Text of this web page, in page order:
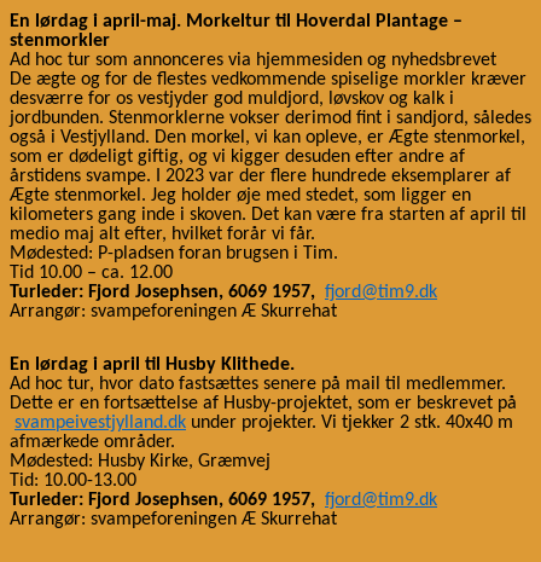
En l ørdag i april -maj. Morkeltur til​​ Hoverdal
​​ Plantage –
stenmorkler
Ad hoc tur som annonceres via hjemmesiden og nyhedsbrevet
De ægte og for de flestes vedkommende spiselige morkler kræver
desværre for os vestjyder god muldjord, løvskov og kalk i
jordbunden. Stenmorklerne vokser derimod fint i sandjord, således
også i Vestjylland. Den morkel, vi kan opleve, er Ægte stenmorkel,
som er dødeligt giftig, og vi kigger desuden efter andre af
årstidens svampe.
I 2023 var der flere hundrede eksemplarer af
Ægte stenmorkel. Jeg holder øje med stedet, som ligger en
kilometers gang inde i skoven. Det kan være fra starten af april til
medio maj alt efter, hvilket forår vi får.
Mødested: P-pladsen foran brugsen i Tim.
Tid 10.00 – ca. 12.00
Turleder: Fjord Josephsen, 6069 1957, fjord@tim9.dk
Arrangør: svampeforeningen Æ Skurrehat
En lørdag i april til Husby Klithede.
Ad hoc tur, hvor dato fastsættes senere på mail til medlemmer.
Dette er en fortsættelse af Husby-projektet, som er beskrevet på​​
svampeivestjylland.dk ​​ under projekter. ​​ Vi tjekker 2 stk. 40x40 m
afmærkede områder.
Mødested: Husby Kirke, Græmvej
Tid: 10.00-13.00
Turleder: Fjord Josephsen, 6069 1957, fjord@tim9.dk
Arrangør: svampeforeningen Æ Skurrehat